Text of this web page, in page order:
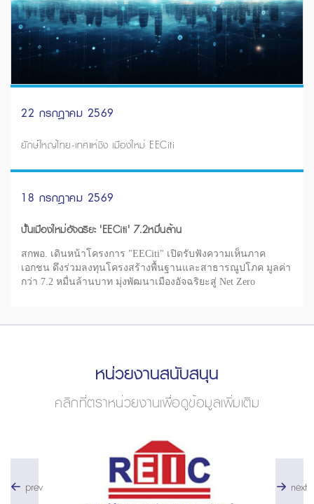
22 กรกฎาคม 2569
ยักษ์ใหญ่ไทย-เทศแห่ชิง เมืองใหม่ EECiti
18 กรกฎาคม 2569
ปั้นเมืองใหม่อัจฉริยะ 'EECiti' 7.2หมื่นล้าน
สกพอ. เดินหน้าโครงการ "EECiti" เปิดรับฟังความเห็นภาค
เอกชน ดึงร่วมลงทุนโครงสร้างพื้นฐานและสาธารณูปโภค มูลค่า
กว่า 7.2 หมื่นล้านบาท มุ่งพัฒนาเมืองอัจฉริยะสู่ Net Zero
หน่วยงานสนับสนุน
คลิกที่ตราหน่วยงานเพื่อดูข้อมูลเพิ่มเติม
prev next